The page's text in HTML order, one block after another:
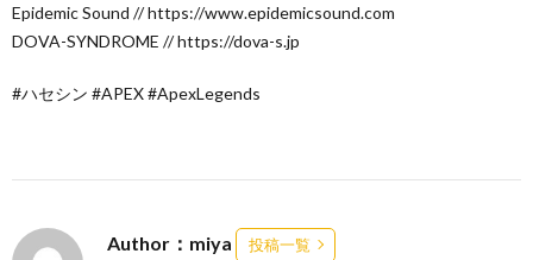
Epidemic Sound // https://www.epidemicsound.com
DOVA-SYNDROME // https://dova-s.jp
#ハセシン #APEX #ApexLegends
Author：miya 投稿一覧